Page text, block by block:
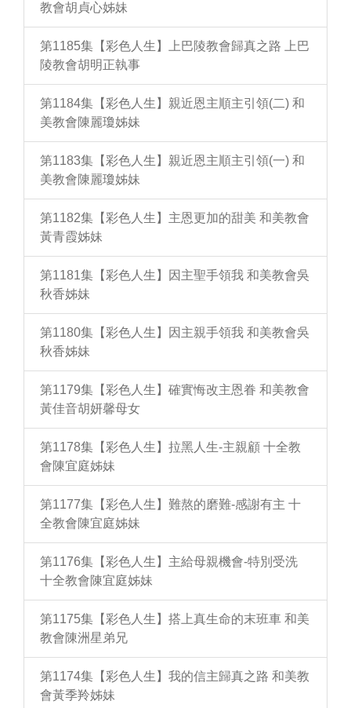
教會胡貞心姊妹
第1185集【彩色人生】上巴陵教會歸真之路 上巴
陵教會胡明正執事
第1184集【彩色人生】親近恩主順主引領(二) 和
美教會陳麗瓊姊妹
第1183集【彩色人生】親近恩主順主引領(一) 和
美教會陳麗瓊姊妹
第1182集【彩色人生】主恩更加的甜美 和美教會
黃青霞姊妹
第1181集【彩色人生】因主聖手領我 和美教會吳
秋香姊妹
第1180集【彩色人生】因主親手領我 和美教會吳
秋香姊妹
第1179集【彩色人生】確實悔改主恩眷 和美教會
黃佳音胡妍馨母女
第1178集【彩色人生】拉黑人生-主親顧 十全教
會陳宜庭姊妹
第1177集【彩色人生】難熬的磨難-感謝有主 十
全教會陳宜庭姊妹
第1176集【彩色人生】主給母親機會-特別受洗
十全教會陳宜庭姊妹
第1175集【彩色人生】搭上真生命的末班車 和美
教會陳洲星弟兄
第1174集【彩色人生】我的信主歸真之路 和美教
會黃季羚姊妹